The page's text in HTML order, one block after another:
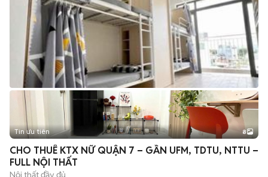
+2
Tin ưu tiên 8
CHO THUÊ KTX NỮ QUẬN 7 – GẦN UFM, TDTU, NTTU –
FULL NỘI THẤT
Nội thất đầy đủ